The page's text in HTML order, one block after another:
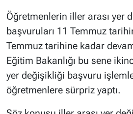
Öğretmenlerin iller arası yer
başvuruları 11 Temmuz
Temmuz tarihine kadar
Eğitim Bakanlığı bu sene
yer değişikliği başvuru
öğretmenlere sürpriz yaptı.